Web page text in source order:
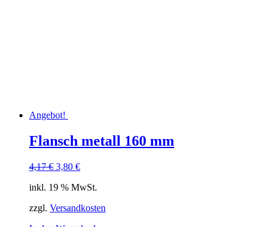
Angebot!
Flansch metall 160 mm
4,17€ Ursprünglicher
war:
3,80 €Aktueller
ist:
inkl. 19 % MwSt.
zzgl. Versandkosten